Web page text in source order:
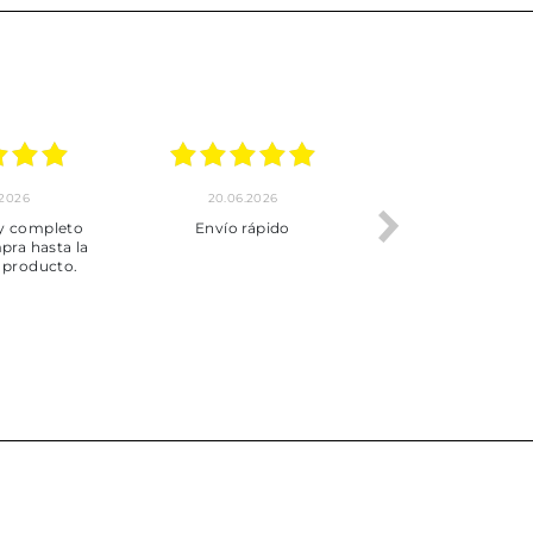
completo
hasta la
20.06.2026
Envío rápido